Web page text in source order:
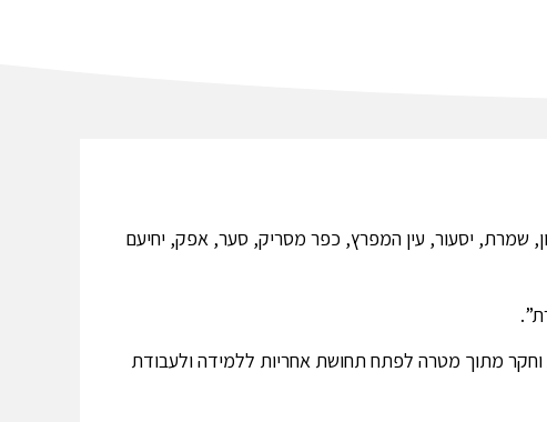
הם: עברון, שמרת, יסעור, עין המפרץ, כפר מסריק, סער, אפק, יחיעם
וחקר מתוך מטרה לפתח תחושת אחריות ללמידה ולעבודת